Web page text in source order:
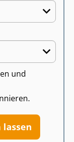
und
lassen